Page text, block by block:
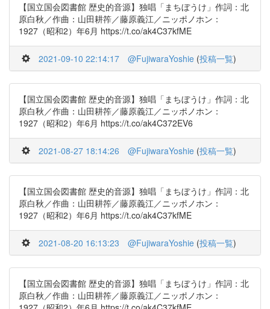
【国立国会図書館 歴史的音源】独唱「まちぼうけ」作詞：北
原白秋／作曲：山田耕筰／藤原義江／ニッポノホン：
1927（昭和2）年6月 https://t.co/ak4C37kfME
2021-09-10 22:14:17 @FujiwaraYoshie (投稿一覧)
【国立国会図書館 歴史的音源】独唱「まちぼうけ」作詞：北
原白秋／作曲：山田耕筰／藤原義江／ニッポノホン：
1927（昭和2）年6月 https://t.co/ak4C372EV6
2021-08-27 18:14:26 @FujiwaraYoshie (投稿一覧)
【国立国会図書館 歴史的音源】独唱「まちぼうけ」作詞：北
原白秋／作曲：山田耕筰／藤原義江／ニッポノホン：
1927（昭和2）年6月 https://t.co/ak4C37kfME
2021-08-20 16:13:23 @FujiwaraYoshie (投稿一覧)
【国立国会図書館 歴史的音源】独唱「まちぼうけ」作詞：北
原白秋／作曲：山田耕筰／藤原義江／ニッポノホン：